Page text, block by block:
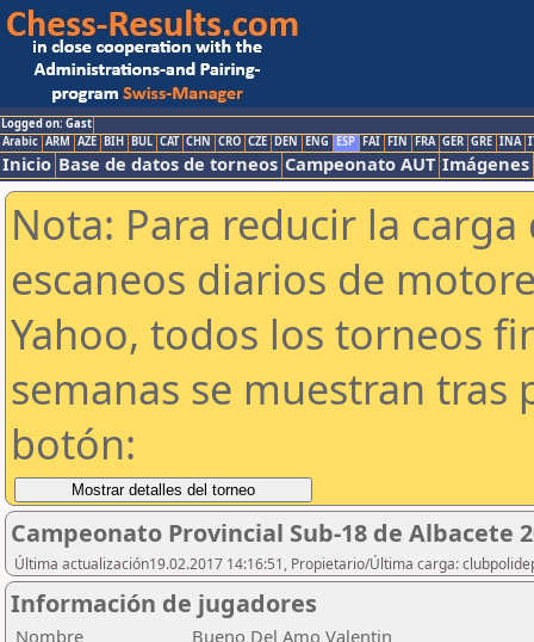
Logged on: Gast
Arabic ARM AZE BIH BUL CAT CHN CRO CZE DEN ENG ESP FAI FIN FRA GER GRE INA
Inicio Base de datos de torneos Campeonato AUT Imágenes
Nota: Para reducir la
escaneos diarios de
Yahoo, todos los torneos
semanas se muestran tras
botón:
Campeonato Provincial Sub-18 de Albacete
Última actualización19.02.2017 14:16:51, Propietario/Última carga:
Información de jugadores
Nombre
Bueno Del Amo Valentin